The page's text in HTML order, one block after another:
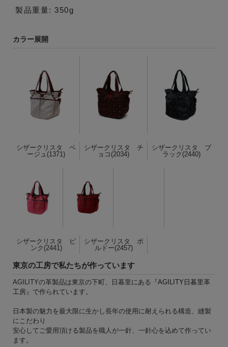
製品重量: 350g
カラー展開
シザークリスタ ベ
ージュ(1371)
シザークリスタ チ
ョコ(2034)
シザークリスタ ブ
ラック(2440)
シザークリスタ ピ
ンク(2441)
シザークリスタ ボ
ルドー(2457)
東京の工房で私たちが作っています
AGILITYの革製品は東京の下町、日暮里にある『AGILITY日暮里革
工房』で作られています。
日本製の魅力を最大限に生かし長年の使用に耐えられる構造、縫製
にこだわり
安心してご愛用頂ける製品を職人が一針、一針心を込めて作ってい
ます。